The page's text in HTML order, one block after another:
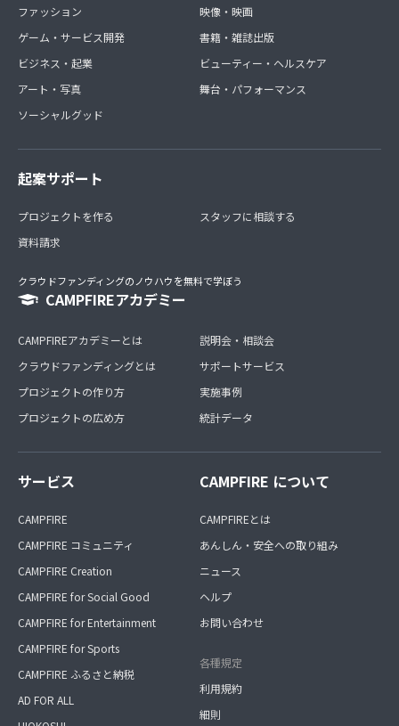
ファッション
ゲーム・サービス開発
ビジネス・起業
アート・写真
ソーシャルグッド
映像・映画
書籍・雑誌出版
ビューティー・ヘルスケア
舞台・パフォーマンス
起案サポート
プロジェクトを作る
資料請求
スタッフに相談する
クラウドファンディングのノウハウを無料で学ぼう
CAMPFIREアカデミー
CAMPFIREアカデミーとは
クラウドファンディングとは
プロジェクトの作り方
プロジェクトの広め方
説明会・相談会
サポートサービス
実施事例
統計データ
サービス
CAMPFIRE
CAMPFIRE コミュニティ
CAMPFIRE Creation
CAMPFIRE for Social Good
CAMPFIRE for Entertainment
CAMPFIRE for Sports
CAMPFIRE ふるさと納税
AD FOR ALL
CAMPFIRE について
CAMPFIREとは
あんしん・安全への取り組み
ニュース
ヘルプ
お問い合わせ
各種規定
利用規約
細則